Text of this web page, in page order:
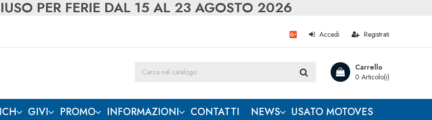
PER FERIE DAL 15 AL 23 AGOSTO 2026
Registrati
Accedi
Carrello
0 Articolo(i)
GIVI PROMO INFORMAZIONI CONTATTI NEWS
USATO MOTOVES